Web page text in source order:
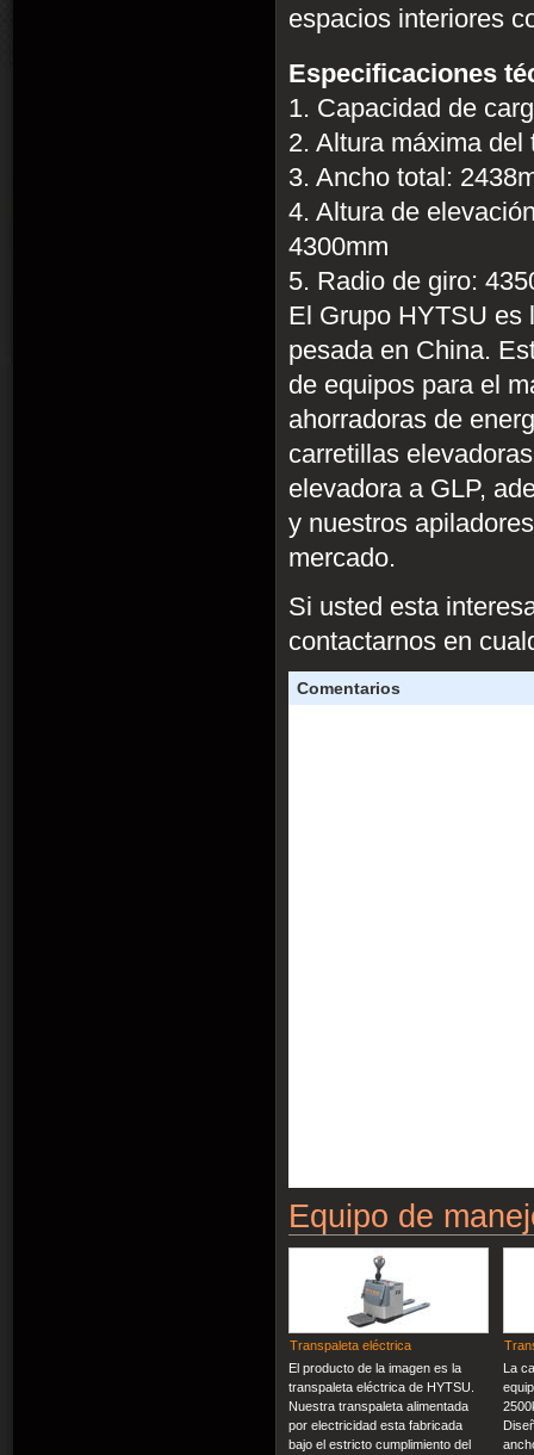
espacios interiores
Especificaciones
1. Capacidad de
2. Altura máxima del
3. Ancho total:
4. Altura de
4300mm
5. Radio de giro:
El Grupo HYTSU es
pesada en China.
de equipos para el
ahorradoras de
carretillas
elevadora a GLP,
y nuestros
mercado.
Si usted esta
contactarnos en
Comentarios
Equipo de
Transpaleta eléctrica
El producto de la imagen es la
transpaleta eléctrica de HYTSU.
Nuestra transpaleta alimentada
por electricidad esta fabricada
bajo el estricto cumplimiento del
La